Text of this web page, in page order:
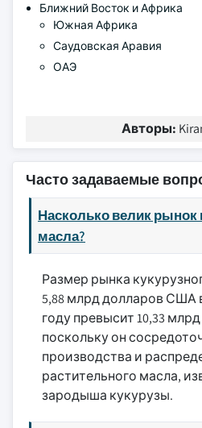
Ближний Восток и Африка
Южная Африка
Саудовская Аравия
ОАЭ
Авторы:
Часто задаваемые
Насколько велик рынок
масла?
Размер рынка
5,88 млрд долларов США в
году превысит 10,33
поскольку он
производства и
растительного масла,
зародыша кукурузы.